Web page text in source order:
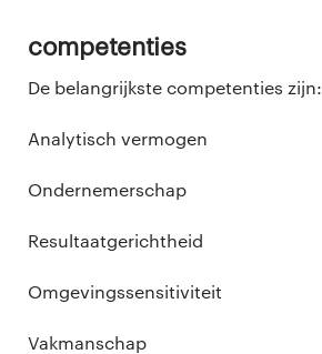
Competenties
De belangrijkste competenties zijn:
Analytisch vermogen
Ondernemerschap
Resultaatgerichtheid
Omgevingssensitiviteit
Vakmanschap